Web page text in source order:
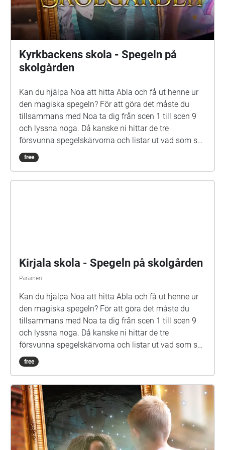
Kan du hjälpa Noa att hitta Abla och få ut henne ur
den magiska spegeln? För att göra det måste du
tillsammans med Noa ta dig från scen 1 till scen 9
och lyssna noga. Då kanske ni hittar de tre
försvunna spegelskärvorna och listar ut vad som ska
barn dyker upp i skärvorna. På skolgården kommer
du kanske också att möta Elna, som har gått i den
här skolan för länge sen. Hon är virrig, men det lönar
sig att lyssna på henne. Siri och Selma kan du
däremot gärna akta dig för. Spegeln på skolgården-
äventyret är skrivet av Monica Vikström-Jokela. De
som gör rollerna är: Noa: Theo Zilliacus Siri: Rebecka
Ahlstedt, Clas Christiansen, Jessica Edén, Sofie
Are Nikkinen. Äventyret är gjort av Svenska Yle
drama. Vi hoppas att du ska ha en rolig och
spännande stund på din skolgård!
Kyrkbackens skola - Spegeln på
skolgården
Kan du hjälpa Noa att hitta Abla och få ut henne ur
den magiska spegeln? För att göra det måste du
tillsammans med Noa ta dig från scen 1 till scen 9
och lyssna noga. Då kanske ni hittar de tre
försvunna spegelskärvorna och listar ut vad som ska
göras med dem. Det kan hända att fler försvunna
barn dyker upp i skärvorna. På skolgården kommer
du kanske också att möta Elna, som har gått i den
free